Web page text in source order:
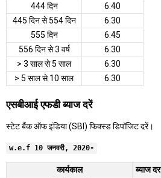
444 दिन
6.40
445 दिन से 554 दिन
6.30
555 दिन
6.45
556 दिन से 3 वर्ष
6.30
> 3 साल से 5 साल
6.30
> 5 साल से 10 साल
6.30
एसबीआई एफडी ब्याज दरें
स्टेट बैंक ऑफ इंडिया (SBI) फिक्स्ड डिपॉजिट दरें।
w.e.f 10 जनवरी, 2020-
कार्यकाल
ब्याज दर